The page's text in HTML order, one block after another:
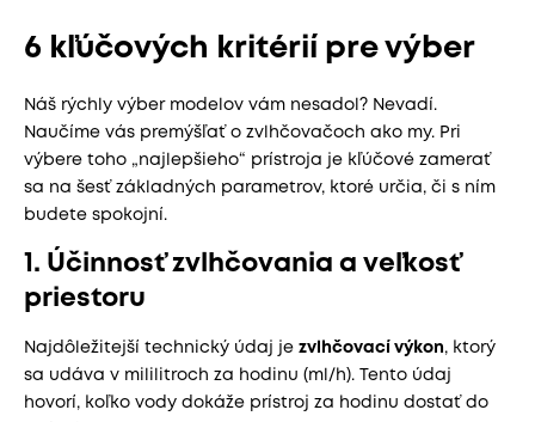
6 kľúčových kritérií pre výber
Náš rýchly výber modelov vám nesadol? Nevadí.
Naučíme vás premýšľať o zvlhčovačoch ako my. Pri
výbere toho „najlepšieho“ prístroja je kľúčové zamerať
sa na šesť základných parametrov, ktoré určia, či s ním
budete spokojní.
1. Účinnosť zvlhčovania a veľkosť
priestoru
Najdôležitejší technický údaj je zvlhčovací výkon, ktorý
sa udáva v mililitroch za hodinu (ml/h). Tento údaj
hovorí, koľko vody dokáže prístroj za hodinu dostať do